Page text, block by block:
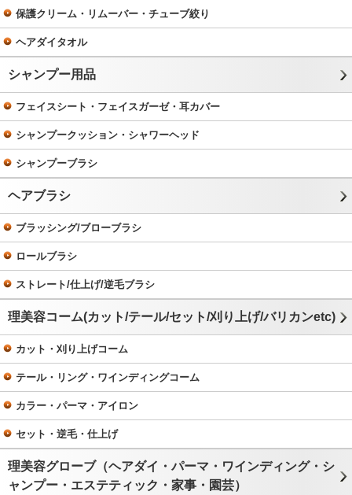
保護クリーム・リムーバー・チューブ絞り
ヘアダイタオル
シャンプー用品
フェイスシート・フェイスガーゼ・耳カバー
シャンプークッション・シャワーヘッド
シャンプーブラシ
ヘアブラシ
ブラッシング/ブローブラシ
ロールブラシ
ストレート/仕上げ/逆毛ブラシ
理美容コーム(カット/テール/セット/刈り上げ/バリカンetc)
カット・刈り上げコーム
テール・リング・ワインディングコーム
カラー・パーマ・アイロン
セット・逆毛・仕上げ
理美容グローブ（ヘアダイ・パーマ・ワインディング・シ
ャンプー・エステティック・家事・園芸）